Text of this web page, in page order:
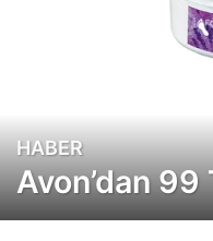
3
y
l
HABER
Avon’dan 99